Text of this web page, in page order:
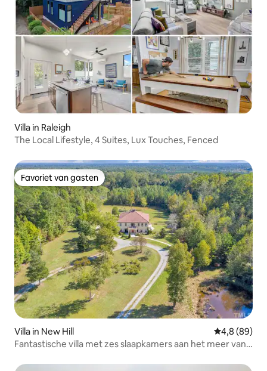
Villa in Raleigh
The Local Lifestyle, 4 Suites, Lux Touches, Fenced
Favoriet van gasten
Favoriet van gasten
Villa in New Hill Gemiddelde
4,8 (89)
Fantastische villa met zes slaapkamers aan het meer van